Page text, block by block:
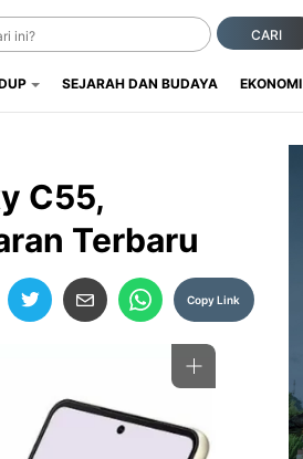
CARI
SEJARAH DAN BUDAYA EKONOMI
C55,
Terbaru
Copy Link